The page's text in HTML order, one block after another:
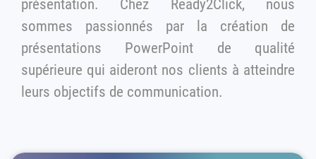
présentation. Chez Ready2Click, nous
sommes passionnés par la création de
présentations PowerPoint de qualité
supérieure qui aideront nos clients à atteindre
leurs objectifs de communication.